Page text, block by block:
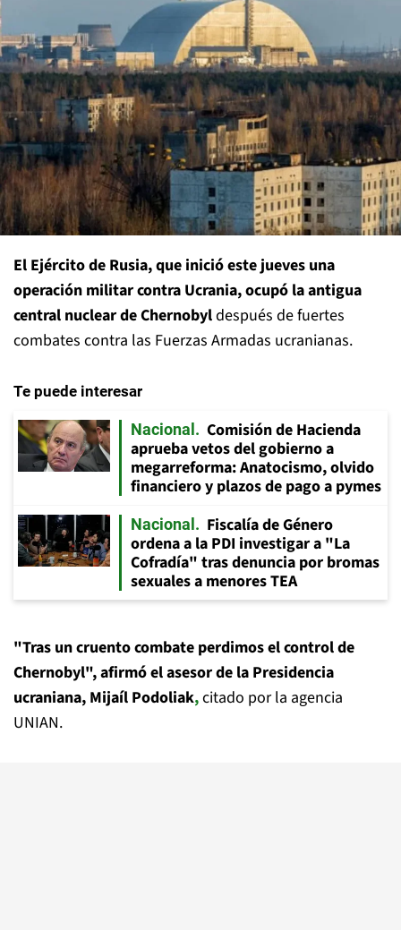
El Ejército de Rusia, que inició este jueves una
operación militar contra Ucrania, ocupó la antigua
central nuclear de Chernobyldespués de fuertes
combates contra las Fuerzas Armadas ucranianas.
Te puede interesar
Nacional
Comisión de Hacienda
aprueba vetos del gobierno a
megarreforma: Anatocismo, olvido
financiero y plazos de pago a pymes
Nacional
Fiscalía de Género
ordena a la PDI investigar a "La
Cofradía" tras denuncia por bromas
sexuales a menores TEA
"Tras un cruento combate perdimos el control de
Chernobyl", afirmó el asesor de la Presidencia
ucraniana, Mijaíl Podoliak,citado por la agencia
UNIAN.